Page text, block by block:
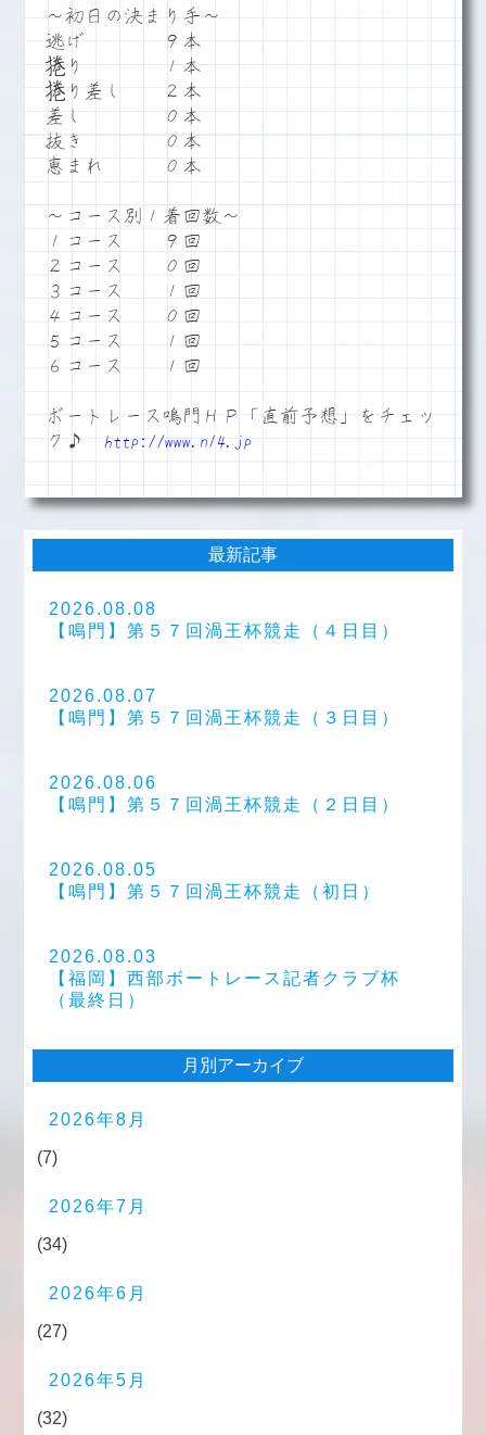
～初日の決まり手～
逃げ ９本
捲り １本
捲り差し ２本
差し ０本
抜き ０本
恵まれ ０本
～コース別１着回数～
１コース ９回
２コース ０回
３コース １回
４コース ０回
５コース １回
６コース １回
ボートレース鳴門ＨＰ「直前予想」をチェッ
ク♪http://www.n14.jp
最新記事
2026.08.08
【鳴門】第５７回渦王杯競走（４日目）
2026.08.07
【鳴門】第５７回渦王杯競走（３日目）
2026.08.06
【鳴門】第５７回渦王杯競走（２日目）
2026.08.05
【鳴門】第５７回渦王杯競走（初日）
2026.08.03
【福岡】西部ボートレース記者クラブ杯
（最終日）
月別アーカイブ
2026年8月
(7)
2026年7月
(34)
2026年6月
(27)
2026年5月
(32)